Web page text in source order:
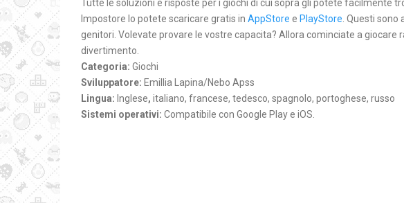
Tutte le soluzioni e risposte per i giochi di cui sopra gli potete facilmente
Impostore lo potete scaricare gratis in AppStore e PlayStore . Questi
genitori. Volevate provare le vostre capacita? Allora cominciate a giocare
divertimento.
Categoria: Giochi
Sviluppatore: Emillia Lapina/Nebo Apss
Lingua: Inglese, italiano, francese, tedesco, spagnolo, portoghese, russo
Sistemi operativi: Compatibile con Google Play e iOS.